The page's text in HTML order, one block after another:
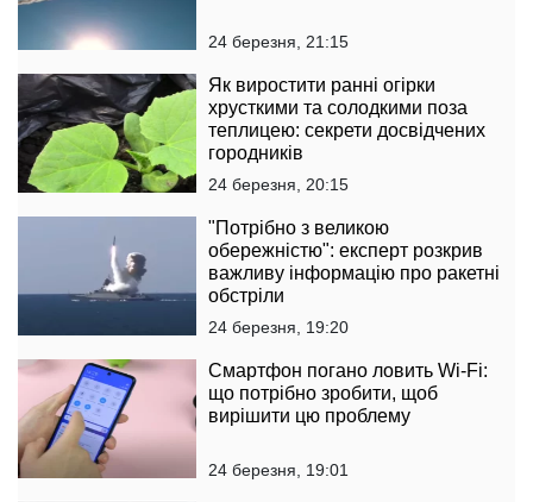
24 березня, 21:15
Як виростити ранні огірки
хрусткими та солодкими поза
теплицею: секрети досвідчених
городників
24 березня, 20:15
"Потрібно з великою
обережністю": експерт розкрив
важливу інформацію про ракетні
обстріли
24 березня, 19:20
Смартфон погано ловить Wi-Fi:
що потрібно зробити, щоб
вирішити цю проблему
24 березня, 19:01